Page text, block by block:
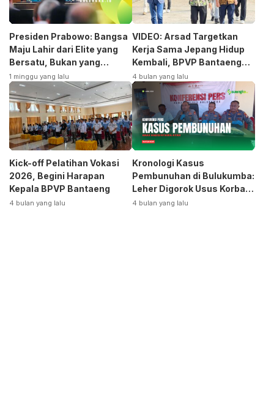
Presiden Prabowo: Bangsa
Maju Lahir dari Elite yang
Bersatu, Bukan yang
Terpecah
1 minggu yang lalu
VIDEO: Arsad Targetkan
Kerja Sama Jepang Hidup
Kembali, BPVP Bantaeng
Siap Bangkitkan Jurusan
Otomotif
4 bulan yang lalu
Kick-off Pelatihan Vokasi
2026, Begini Harapan
Kepala BPVP Bantaeng
4 bulan yang lalu
Kronologi Kasus
Pembunuhan di Bulukumba:
Leher Digorok Usus Korban
Dikeluarkan
4 bulan yang lalu